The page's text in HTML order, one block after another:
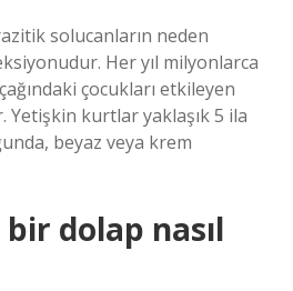
solucanların neden
Her yıl milyonlarca
çocukları etkileyen
Yetişkin kurtlar yaklaşık 5 ila
beyaz veya krem
dolap nasıl